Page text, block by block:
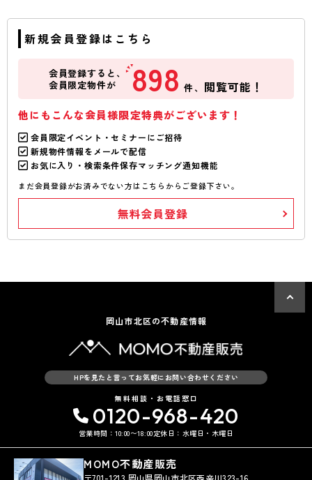
新規会員登録はこちら
会員登録すると、
会員限定物件が
898 件、 閲覧可能！
他にもこんな会員様限定特典がございます！
会員限定イベント・セミナーにご招待
新規物件情報をメールで配信
お気に入り・検索条件保存マッチング通知機能
まだ会員登録がお済みでない方はこちらからご登録下さい。
無料会員登録
岡山市北区の不動産情報
HPを見たと言ってお気軽にお問い合わせください
無料相談・お電話窓口
0120-968-420
営業時間：10:00〜18:00定休日：水曜日・木曜日
MOMO不動産販売
〒701-1213 岡山県岡山市北区西辛川323-16